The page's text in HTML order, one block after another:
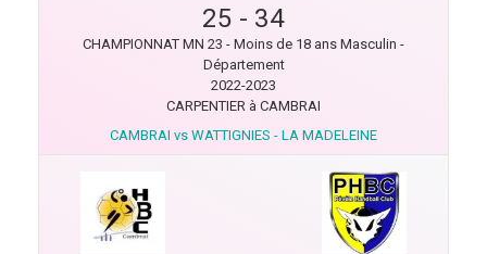
25 - 34
CHAMPIONNAT MN 23 - Moins de 18 ans Masculin -
Département
2022-2023
CARPENTIER à CAMBRAI
CAMBRAI vs WATTIGNIES - LA MADELEINE